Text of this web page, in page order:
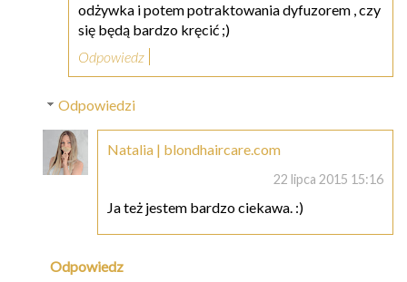
odżywka i potem potraktowania dyfuzorem , czy
się będą bardzo kręcić ;)
Odpowiedz
Odpowiedzi
Natalia | blondhaircare.com
22 lipca 2015 15:16
Ja też jestem bardzo ciekawa. :)
Odpowiedz